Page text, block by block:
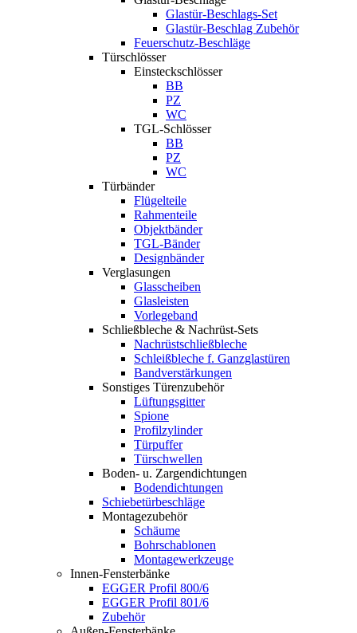
Glastür-Beschlags-Set
Glastür-Beschlag Zubehör
Feuerschutz-Beschläge
Türschlösser
Einsteckschlösser
BB
PZ
WC
TGL-Schlösser
BB
PZ
WC
Türbänder
Flügelteile
Rahmenteile
Objektbänder
TGL-Bänder
Designbänder
Verglasungen
Glasscheiben
Glasleisten
Vorlegeband
Schließbleche & Nachrüst-Sets
Nachrüstschließbleche
Schleißbleche f. Ganzglastüren
Bandverstärkungen
Sonstiges Türenzubehör
Lüftungsgitter
Spione
Profilzylinder
Türpuffer
Türschwellen
Boden- u. Zargendichtungen
Bodendichtungen
Schiebetürbeschläge
Montagezubehör
Schäume
Bohrschablonen
Montagewerkzeuge
Innen-Fensterbänke
EGGER Profil 800/6
EGGER Profil 801/6
Zubehör